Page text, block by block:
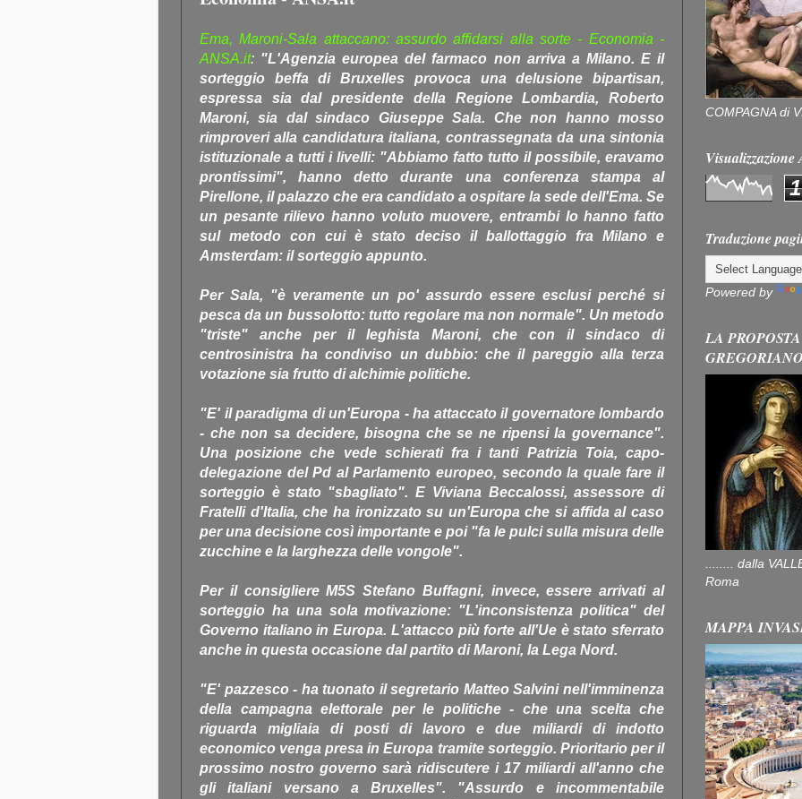
Ema, Maroni-Sala attaccano: assurdo affidarsi alla sorte - Economia -
ANSA.it: "L'Agenzia europea del farmaco non arriva a Milano. E il
sorteggio beffa di Bruxelles provoca una delusione bipartisan,
espressa sia dal presidente della Regione Lombardia, Roberto
Maroni, sia dal sindaco Giuseppe Sala. Che non hanno mosso
rimproveri alla candidatura italiana, contrassegnata da una sintonia
istituzionale a tutti i livelli: "Abbiamo fatto tutto il possibile, eravamo
prontissimi", hanno detto durante una conferenza stampa al
Pirellone, il palazzo che era candidato a ospitare la sede dell'Ema. Se
un pesante rilievo hanno voluto muovere, entrambi lo hanno fatto
sul metodo con cui è stato deciso il ballottaggio fra Milano e
Amsterdam: il sorteggio appunto.
Per Sala, "è veramente un po' assurdo essere esclusi perché si
pesca da un bussolotto: tutto regolare ma non normale". Un metodo
"triste" anche per il leghista Maroni, che con il sindaco di
centrosinistra ha condiviso un dubbio: che il pareggio alla terza
votazione sia frutto di alchimie politiche.
"E' il paradigma di un'Europa - ha attaccato il governatore lombardo
- che non sa decidere, bisogna che se ne ripensi la governance".
Una posizione che vede schierati fra i tanti Patrizia Toia, capo-
delegazione del Pd al Parlamento europeo, secondo la quale fare il
sorteggio è stato "sbagliato". E Viviana Beccalossi, assessore di
Fratelli d'Italia, che ha ironizzato su un'Europa che si affida al caso
per una decisione così importante e poi "fa le pulci sulla misura delle
zucchine e la larghezza delle vongole".
Per il consigliere M5S Stefano Buffagni, invece, essere arrivati al
sorteggio ha una sola motivazione: "L'inconsistenza politica" del
Governo italiano in Europa. L'attacco più forte all'Ue è stato sferrato
anche in questa occasione dal partito di Maroni, la Lega Nord.
"E' pazzesco - ha tuonato il segretario Matteo Salvini nell'imminenza
della campagna elettorale per le politiche - che una scelta che
riguarda migliaia di posti di lavoro e due miliardi di indotto
economico venga presa in Europa tramite sorteggio. Prioritario per il
prossimo nostro governo sarà ridiscutere i 17 miliardi all'anno che
gli italiani versano a Bruxelles". "Assurdo e incommentabile
COMPAGNA di
1
Traduzione
Powered by
LA
........ dalla
Roma
MAPPA